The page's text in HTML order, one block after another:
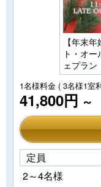
【年末
ト・オ
ェプラン
1名様料金 ( 3名様1室
41,800円 ～
定員
2～4名様